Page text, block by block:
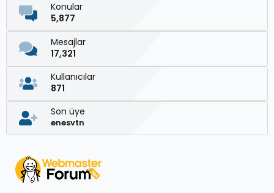
Konular
5,877
Mesajlar
17,321
Kullanıcılar
871
Son üye
enesvtn